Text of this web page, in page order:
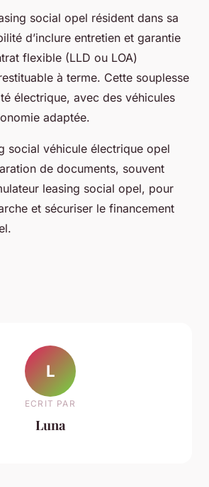
social opel résident dans sa
d’inclure entretien et garantie
flexible (LLD ou LOA)
à terme. Cette souplesse
électrique, avec des véhicules
adaptée.
social véhicule électrique opel
de documents, souvent
leasing social opel, pour
et sécuriser le financement
L
ECRIT PAR
Luna